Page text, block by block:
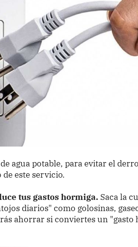
agua potable, para evitar el
este servicio.
tus gastos hormiga. Saca la
diarios" como golosinas,
ahorrar si conviertes un "gasto